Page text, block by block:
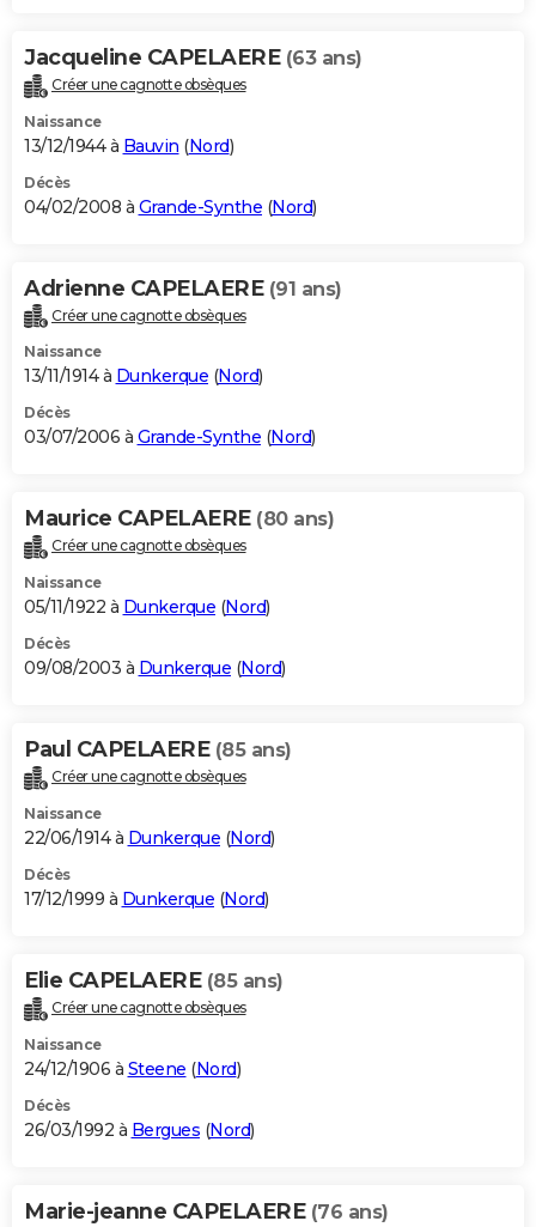
Jacqueline CAPELAERE (63 ans)
Créer une cagnotte obsèques
Naissance
13/12/1944 à Bauvin (Nord)
Décès
04/02/2008 à Grande-Synthe (Nord)
Adrienne CAPELAERE (91 ans)
Créer une cagnotte obsèques
Naissance
13/11/1914 à Dunkerque (Nord)
Décès
03/07/2006 à Grande-Synthe (Nord)
Maurice CAPELAERE (80 ans)
Créer une cagnotte obsèques
Naissance
05/11/1922 à Dunkerque (Nord)
Décès
09/08/2003 à Dunkerque (Nord)
Paul CAPELAERE (85 ans)
Créer une cagnotte obsèques
Naissance
22/06/1914 à Dunkerque (Nord)
Décès
17/12/1999 à Dunkerque (Nord)
Elie CAPELAERE (85 ans)
Créer une cagnotte obsèques
Naissance
24/12/1906 à Steene (Nord)
Décès
26/03/1992 à Bergues (Nord)
Marie-jeanne CAPELAERE (76 ans)